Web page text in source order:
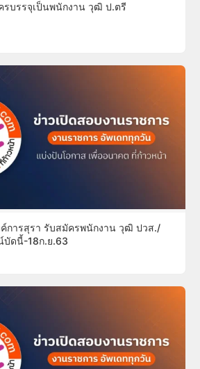
รบรรจุเป็นพนักงาน วุฒิ ป.ตรี
ค์การสุรา รับสมัครพนักงาน วุฒิ ปวส./
บัดนี้-18ก.ย.63